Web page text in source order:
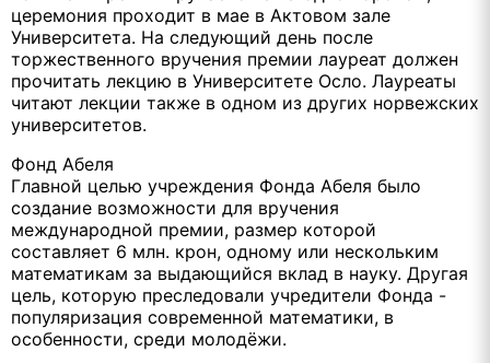
церемония проходит в мае в Актовом зале
Университета. На следующий день после
торжественного вручения премии лауреат должен
прочитать лекцию в Университете Осло. Лауреаты
читают лекции также в одном из других норвежских
университетов.
Фонд Абеля
Главной целью учреждения Фонда Абеля было
создание возможности для вручения
международной премии, размер которой
составляет 6 млн. крон, одному или нескольким
математикам за выдающийся вклад в науку. Другая
цель, которую преследовали учредители Фонда -
популяризация современной математики, в
особенности, среди молодёжи.